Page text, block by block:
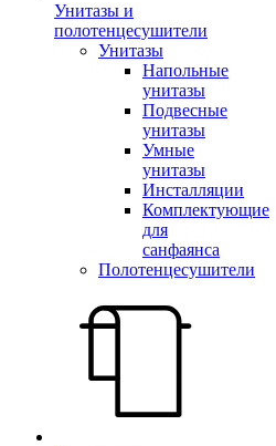
Унитазы и
полотенцесушители
Унитазы
Напольные
унитазы
Подвесные
унитазы
Умные
унитазы
Инсталляции
Комплектующие
для
санфаянса
Полотенцесушители